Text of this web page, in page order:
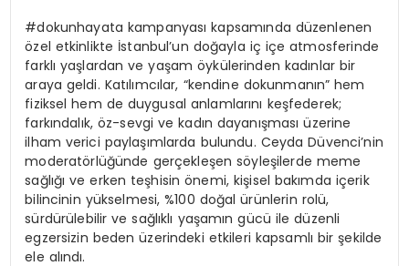
#dokunhayata kampanyası kapsamında düzenlenen
özel etkinlikte İstanbul’un doğayla iç içe atmosferinde
farklı yaşlardan ve yaşam öykülerinden kadınlar bir
araya geldi. Katılımcılar, “kendine dokunmanın” hem
fiziksel hem de duygusal anlamlarını keşfederek;
farkındalık, öz-sevgi ve kadın dayanışması üzerine
ilham verici paylaşımlarda bulundu. Ceyda Düvenci’nin
moderatörlüğünde gerçekleşen söyleşilerde meme
sağlığı ve erken teşhisin önemi, kişisel bakımda içerik
bilincinin yükselmesi, %100 doğal ürünlerin rolü,
sürdürülebilir ve sağlıklı yaşamın gücü ile düzenli
egzersizin beden üzerindeki etkileri kapsamlı bir şekilde
ele alındı.